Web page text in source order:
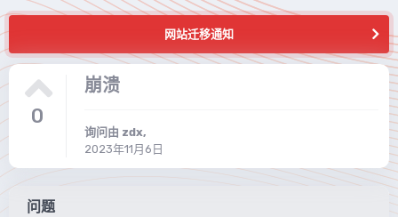
网站迁移通知
0
崩溃
询问由 zdx,
2023年11月6日
问题